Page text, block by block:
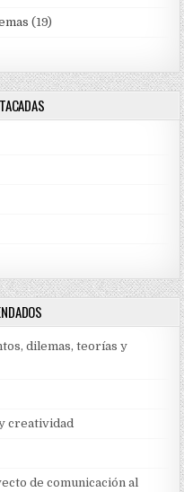
(19)
dilemas, teorías y
creatividad
de comunicación al